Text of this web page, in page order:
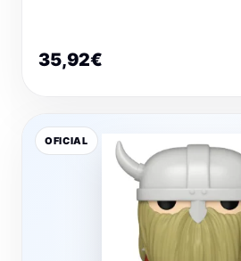
35,92€
OFICIAL